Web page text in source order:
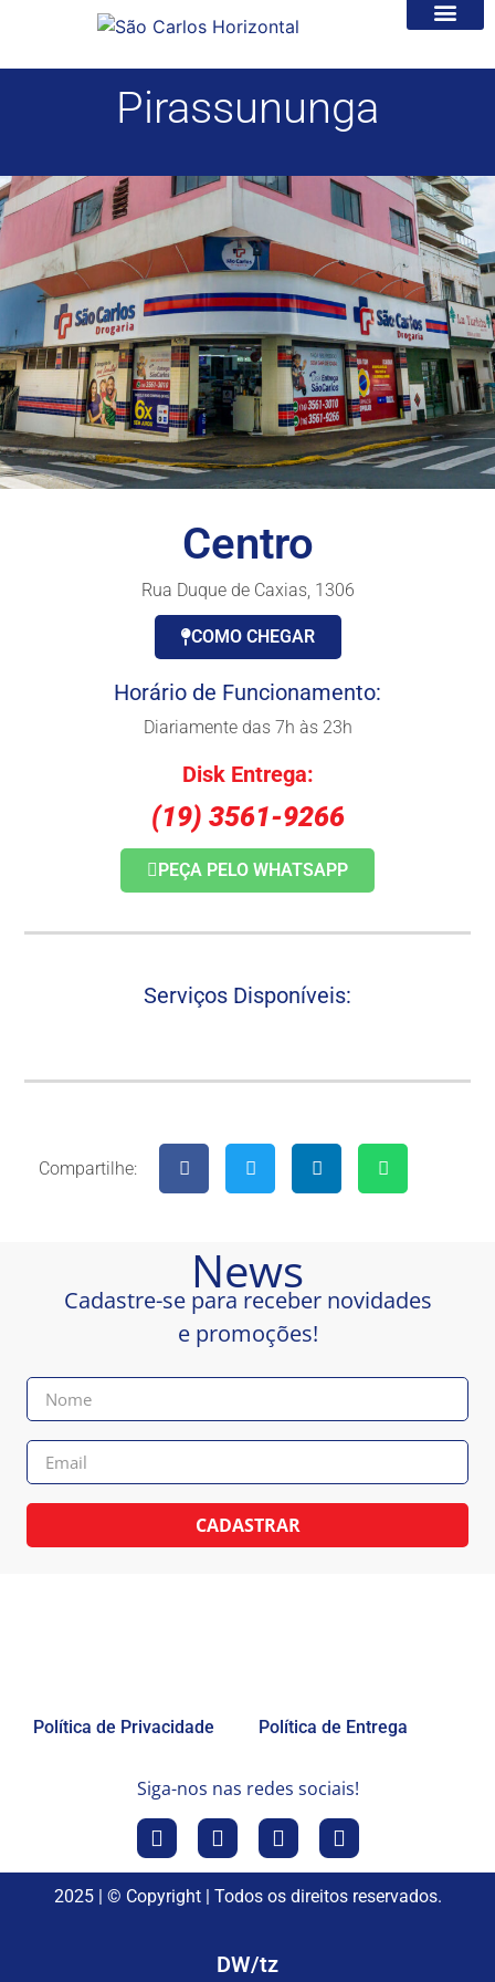
Pirassununga
Centro
Rua Duque de Caxias, 1306
COMO CHEGAR
Horário de Funcionamento:
Diariamente das 7h às 23h
Disk Entrega:
(19) 3561-9266
PEÇA PELO WHATSAPP
Serviços Disponíveis:
Compartilhe:
News
Cadastre-se para receber novidades
e promoções!
CADASTRAR
Política de Privacidade Política de Entrega
Siga-nos nas redes sociais!
2025 | © Copyright | Todos os direitos reservados.
DW/tz